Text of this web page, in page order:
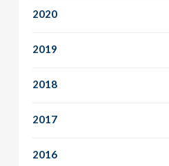
2020
2019
2018
2017
2016